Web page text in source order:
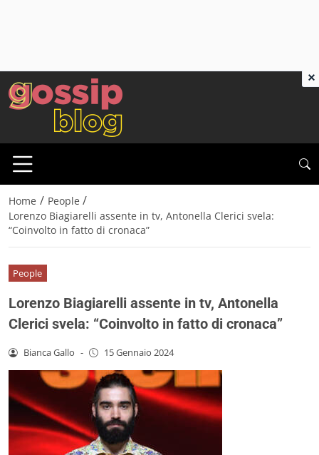
Home / People /
Lorenzo Biagiarelli assente in tv, Antonella Clerici svela:
“Coinvolto in fatto di cronaca”
People
Lorenzo Biagiarelli assente in tv, Antonella
Clerici svela: “Coinvolto in fatto di cronaca”
Bianca Gallo - 15 Gennaio 2024
×